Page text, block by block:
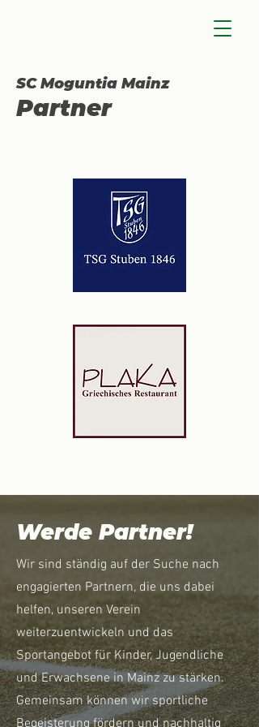
SC Moguntia Mainz
Partner
Werde Partner!
Wir sind ständig auf der Suche nach
engagierten Partnern, die uns dabei
helfen, unseren Verein
weiterzuentwickeln und das
Sportangebot für Kinder, Jugendliche
und Erwachsene in Mainz zu stärken.
Gemeinsam können wir sportliche
Begeisterung fördern und nachhaltig